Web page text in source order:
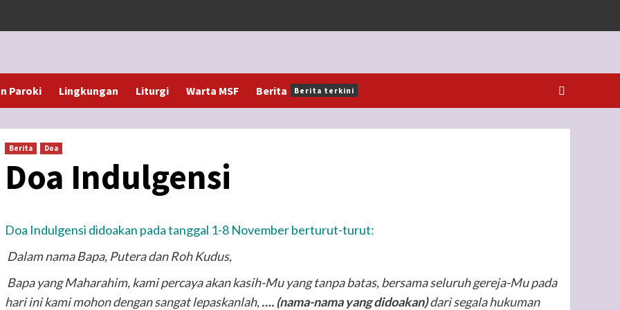
Paroki Lingkungan Liturgi Warta MSF Berita Berita terkini
Berita Doa
Doa Indulgensi
Doa Indulgensi didoakan pada tanggal 1-8 November berturut-turut:
Dalam nama Bapa, Putera dan Roh Kudus,
Bapa yang Maharahim, kami percaya akan kasih-Mu yang tanpa batas, bersama seluruh gereja-Mu pada
hari ini kami mohon dengan sangat lepaskanlah,…. (nama-nama yang didoakan)dari segala hukuman